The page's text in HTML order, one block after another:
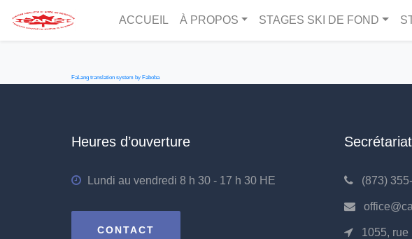
ACCUEIL À PROPOS STAGES SKI DE FOND
FaLang translation system by Faboba
Heures d’ouverture
Lundi au vendredi 8 h 30 - 17 h 30 HE
CONTACT
(873)
1055, rue